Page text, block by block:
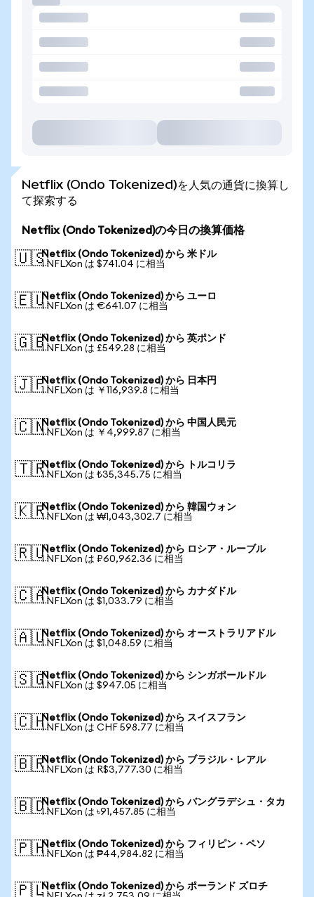
Netflix (Ondo Tokenized)を人気の通貨に換算し
て探索する
Netflix (Ondo Tokenized)の今日の換算価格
🇺🇸Netflix (Ondo Tokenized) から 米ドル
1 NFLXon は $741.04 に相当
🇪🇺Netflix (Ondo Tokenized) から ユーロ
1 NFLXon は €641.07 に相当
🇬🇧Netflix (Ondo Tokenized) から 英ポンド
1 NFLXon は £549.28 に相当
🇯🇵Netflix (Ondo Tokenized) から 日本円
1 NFLXon は ￥116,939.8 に相当
🇨🇳Netflix (Ondo Tokenized) から 中国人民元
1 NFLXon は ￥4,999.87 に相当
🇹🇷Netflix (Ondo Tokenized) から トルコリラ
1 NFLXon は ₺35,345.75 に相当
🇰🇷Netflix (Ondo Tokenized) から 韓国ウォン
1 NFLXon は ₩1,043,302.7 に相当
🇷🇺Netflix (Ondo Tokenized) から ロシア・ルーブル
1 NFLXon は ₽60,962.36 に相当
🇨🇦Netflix (Ondo Tokenized) から カナダドル
1 NFLXon は $1,033.79 に相当
🇦🇺Netflix (Ondo Tokenized) から オーストラリアドル
1 NFLXon は $1,048.59 に相当
🇸🇬Netflix (Ondo Tokenized) から シンガポールドル
1 NFLXon は $947.05 に相当
🇨🇭Netflix (Ondo Tokenized) から スイスフラン
1 NFLXon は CHF 598.77 に相当
🇧🇷Netflix (Ondo Tokenized) から ブラジル・レアル
1 NFLXon は R$3,777.30 に相当
🇧🇩Netflix (Ondo Tokenized) から バングラデシュ・タカ
1 NFLXon は ৳91,457.85 に相当
🇵🇭Netflix (Ondo Tokenized) から フィリピン・ペソ
1 NFLXon は ₱44,984.82 に相当
🇵🇱Netflix (Ondo Tokenized) から ポーランド ズロチ